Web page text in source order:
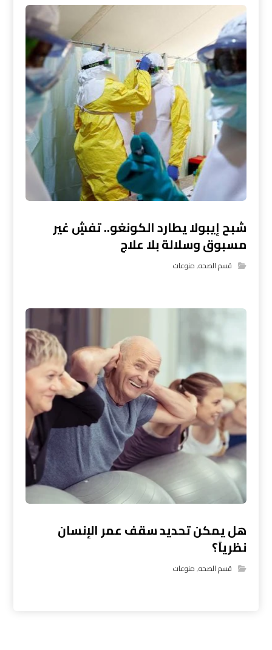
شبح إيبولا يطارد الكونغو.. تفشٍ غير
مسبوق وسلالة بلا علاج
قسم الصحه,منوعات
هل يمكن تحديد سقف عمر الإنسان
نظرياً؟
قسم الصحه,منوعات